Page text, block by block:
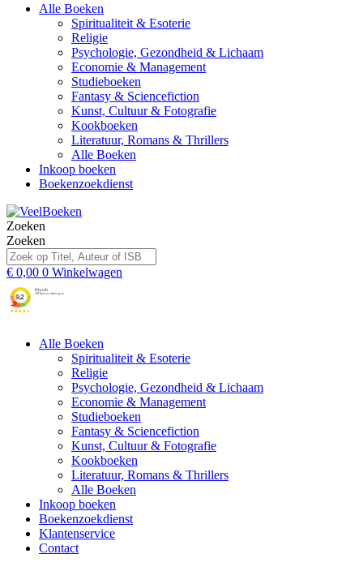
Alle Boeken
Spiritualiteit & Esoterie
Religie
Psychologie, Gezondheid & Lichaam
Economie & Management
Studieboeken
Fantasy & Sciencefiction
Kunst, Cultuur & Fotografie
Kookboeken
Literatuur, Romans & Thrillers
Alle Boeken
Inkoop boeken
Boekenzoekdienst
Zoeken
Zoeken
€ 0,00 0 Winkelwagen
Alle Boeken
Spiritualiteit & Esoterie
Religie
Psychologie, Gezondheid & Lichaam
Economie & Management
Studieboeken
Fantasy & Sciencefiction
Kunst, Cultuur & Fotografie
Kookboeken
Literatuur, Romans & Thrillers
Alle Boeken
Inkoop boeken
Boekenzoekdienst
Klantenservice
Contact